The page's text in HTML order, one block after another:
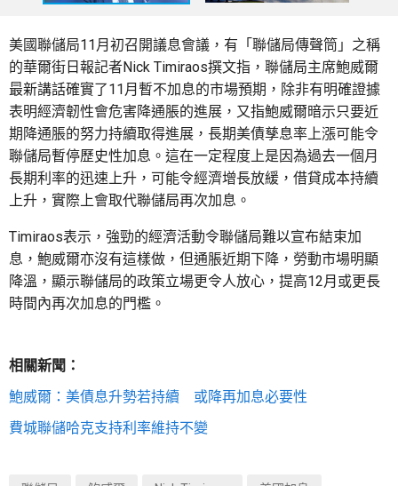
美國聯儲局11月初召開議息會議，有「聯儲局傳聲筒」之稱
的華爾街日報記者Nick Timiraos撰文指，聯儲局主席鮑威爾
最新講話確實了11月暫不加息的市場預期，除非有明確證據
表明經濟韌性會危害降通脹的進展，又指鮑威爾暗示只要近
期降通脹的努力持續取得進展，長期美債孳息率上漲可能令
聯儲局暫停歷史性加息。這在一定程度上是因為過去一個月
長期利率的迅速上升，可能令經濟增長放緩，借貸成本持續
上升，實際上會取代聯儲局再次加息。
Timiraos表示，強勁的經濟活動令聯儲局難以宣布結束加
息，鮑威爾亦沒有這樣做，但通脹近期下降，勞動市場明顯
降溫，顯示聯儲局的政策立場更令人放心，提高12月或更長
時間內再次加息的門檻。
相關新聞：
鮑威爾：美債息升勢若持續 或降再加息必要性
費城聯儲哈克支持利率維持不變